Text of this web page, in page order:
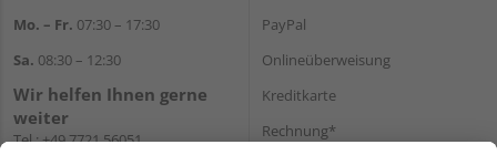
Mo. – Fr. 07:30 – 17:30
Sa. 08:30 – 12:30
Wir helfen Ihnen gerne
weiter
Tel.:+49 7721 56051
PayPal
Onlineüberweisung
Kreditkarte
Rechnung*